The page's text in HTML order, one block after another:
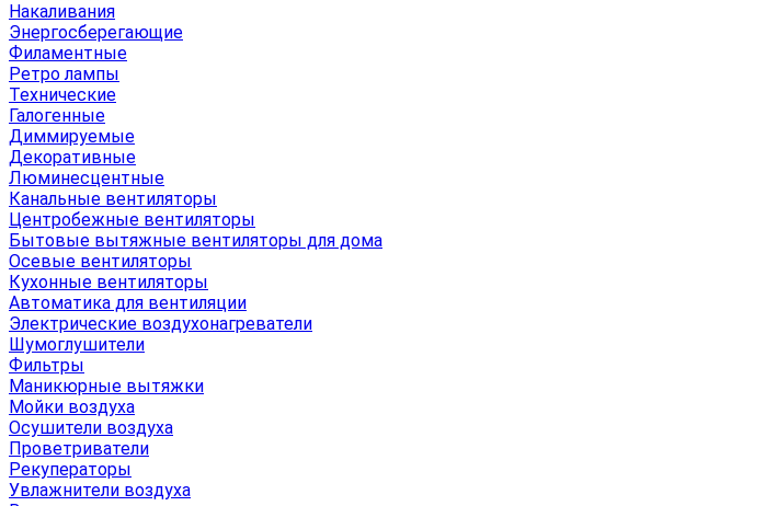
Накаливания
Энергосберегающие
Филаментные
Ретро лампы
Технические
Галогенные
Диммируемые
Декоративные
Люминесцентные
Канальные вентиляторы
Центробежные вентиляторы
Бытовые вытяжные вентиляторы для дома
Осевые вентиляторы
Кухонные вентиляторы
Автоматика для вентиляции
Электрические воздухонагреватели
Шумоглушители
Фильтры
Маникюрные вытяжки
Мойки воздуха
Осушители воздуха
Проветриватели
Рекуператоры
Увлажнители воздуха